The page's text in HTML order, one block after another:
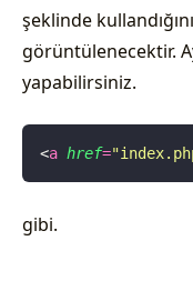
şeklinde
görüntülenecektir.
yapabilirsiniz.
<a href="
gibi.